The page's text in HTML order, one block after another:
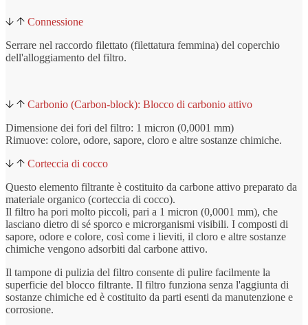
Connessione
Serrare nel raccordo filettato (filettatura femmina) del coperchio
dell'alloggiamento del filtro.
Carbonio (Carbon-block): Blocco di carbonio attivo
Dimensione dei fori del filtro: 1 micron (0,0001 mm)
Rimuove: colore, odore, sapore, cloro e altre sostanze chimiche.
Corteccia di cocco
Questo elemento filtrante è costituito da carbone attivo preparato da
materiale organico (corteccia di cocco).
Il filtro ha pori molto piccoli, pari a 1 micron (0,0001 mm), che
lasciano dietro di sé sporco e microrganismi visibili. I composti di
sapore, odore e colore, così come i lieviti, il cloro e altre sostanze
chimiche vengono adsorbiti dal carbone attivo.
Il tampone di pulizia del filtro consente di pulire facilmente la
superficie del blocco filtrante. Il filtro funziona senza l'aggiunta di
sostanze chimiche ed è costituito da parti esenti da manutenzione e
corrosione.